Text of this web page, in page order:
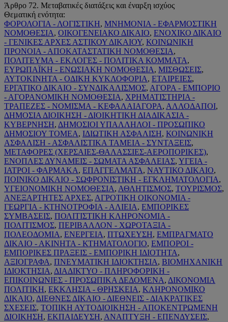
Άρθρο 72. Μεταβατικές διατάξεις και έναρξη ισχύος
Θεματική ενότητα:
ΦΟΡΟΛΟΓΙΑ - ΛΟΓΙΣΤΙΚΗ, ΜΝΗΜΟΝΙΑ - ΕΦΑΡΜΟΣΤΙΚΗ
ΝΟΜΟΘΕΣΙΑ, ΟΙΚΟΓΕΝΕΙΑΚΟ ΔΙΚΑΙΟ, ΕΝΟΧΙΚΟ ΔΙΚΑΙΟ
- ΓΕΝΙΚΕΣ ΑΡΧΕΣ ΑΣΤΙΚΟΥ ΔΙΚΑΙΟΥ, ΚΟΙΝΩΝΙΚΗ
ΠΡΟΝΟΙΑ - ΑΠΟΚΑΤΑΣΤΑΤΙΚΗ ΝΟΜΟΘΕΣΙΑ,
ΠΟΛΙΤΕΥΜΑ - ΕΚΛΟΓΕΣ - ΠΟΛΙΤΙΚΑ ΚΟΜΜΑΤΑ,
ΕΥΡΩΠΑΪΚΗ - ΕΝΩΣΙΑΚΗ ΝΟΜΟΘΕΣΙΑ, ΜΙΣΘΩΣΕΙΣ,
ΑΥΤΟΚΙΝΗΤΑ - ΟΔΙΚΗ ΚΥΚΛΟΦΟΡΙΑ, ΕΤΑΙΡΕΙΕΣ,
ΕΡΓΑΤΙΚΟ ΔΙΚΑΙΟ - ΣΥΝΔΙΚΑΛΙΣΜΟΣ, ΑΓΟΡΑ - ΕΜΠΟΡΙΟ
- ΑΓΟΡΑΝΟΜΙΚΗ ΝΟΜΟΘΕΣΙΑ, ΧΡΗΜΑΤΙΣΤΗΡΙΑ -
ΤΡΑΠΕΖΕΣ - ΝΟΜΙΣΜΑ - ΚΕΦΑΛΑΙΑΓΟΡΑ, ΑΛΛΟΔΑΠΟΙ,
ΔΗΜΟΣΙΑ ΔΙΟΙΚΗΣΗ - ΔΙΟΙΚΗΤΙΚΗ ΔΙΑΔΙΚΑΣΙΑ -
ΚΥΒΕΡΝΗΣΗ, ΔΗΜΟΣΙΟΙ ΥΠΑΛΛΗΛΟΙ - ΠΡΟΣΩΠΙΚΟ
ΔΗΜΟΣΙΟΥ ΤΟΜΕΑ, ΙΔΙΩΤΙΚΗ ΑΣΦΑΛΙΣΗ, ΚΟΙΝΩΝΙΚΗ
ΑΣΦΑΛΙΣΗ - ΑΣΦΑΛΙΣΤΙΚΑ ΤΑΜΕΙΑ - ΣΥΝΤΑΞΕΙΣ,
ΜΕΤΑΦΟΡΕΣ (ΧΕΡΣΑΙΕΣ-ΘΑΛΑΣΣΙΕΣ-ΑΕΡΟΠΟΡΙΚΕΣ),
ΕΝΟΠΛΕΣ ΔΥΝΑΜΕΙΣ - ΣΩΜΑΤΑ ΑΣΦΑΛΕΙΑΣ, ΥΓΕΙΑ -
ΙΑΤΡΟΙ - ΦΑΡΜΑΚΑ, ΕΠΑΓΓΕΛΜΑΤΑ, ΝΑΥΤΙΚΟ ΔΙΚΑΙΟ,
ΠΟΙΝΙΚΟ ΔΙΚΑΙΟ - ΣΩΦΡΟΝΙΣΤΙΚΗ - ΕΓΚΛΗΜΑΤΟΛΟΓΙΑ,
ΥΓΕΙΟΝΟΜΙΚΗ ΝΟΜΟΘΕΣΙΑ, ΑΘΛΗΤΙΣΜΟΣ, ΤΟΥΡΙΣΜΟΣ,
ΑΝΕΞΑΡΤΗΤΕΣ ΑΡΧΕΣ, ΑΓΡΟΤΙΚΗ ΟΙΚΟΝΟΜΙΑ -
ΓΕΩΡΓΙΑ - ΚΤΗΝΟΤΡΟΦΙΑ - ΑΛΙΕΙΑ, ΕΜΠΟΡΙΚΕΣ
ΣΥΜΒΑΣΕΙΣ, ΠΟΛΙΤΙΣΤΙΚΗ ΚΛΗΡΟΝΟΜΙΑ -
ΠΟΛΙΤΙΣΜΟΣ, ΠΕΡΙΒΑΛΛΟΝ - ΧΩΡΟΤΑΞΙΑ -
ΠΟΛΕΟΔΟΜΙΑ, ΕΝΕΡΓΕΙΑ, ΠΤΩΧΕΥΣΗ, ΕΜΠΡΑΓΜΑΤΟ
ΔΙΚΑΙΟ - ΑΚΙΝΗΤΑ - ΚΤΗΜΑΤΟΛΟΓΙΟ, ΕΜΠΟΡΟΙ -
ΕΜΠΟΡΙΚΕΣ ΠΡΑΞΕΙΣ - ΕΜΠΟΡΙΚΗ ΙΔΙΟΤΗΤΑ,
ΑΞΙΟΓΡΑΦΑ, ΠΝΕΥΜΑΤΙΚΗ ΙΔΙΟΚΤΗΣΙΑ, ΒΙΟΜΗΧΑΝΙΚΗ
ΙΔΙΟΚΤΗΣΙΑ, ΔΙΑΔΙΚΤΥΟ - ΠΛΗΡΟΦΟΡΙΚΗ -
ΕΠΙΚΟΙΝΩΝΙΕΣ - ΠΡΟΣΩΠΙΚΑ ΔΕΔΟΜΕΝΑ, ΔΙΚΟΝΟΜΙΑ
ΠΟΛΙΤΙΚΗ, ΕΚΚΛΗΣΙΑ - ΘΡΗΣΚΕΙΑ, ΚΛΗΡΟΝΟΜΙΚΟ
ΔΙΚΑΙΟ, ΔΙΕΘΝΕΣ ΔΙΚΑΙΟ - ΔΙΕΘΝΕΙΣ - ΔΙΑΚΡΑΤΙΚΕΣ
ΣΧΕΣΕΙΣ, ΤΟΠΙΚΗ ΑΥΤΟΔΙΟΙΚΗΣΗ - ΑΠΟΚΕΝΤΡΩΜΕΝΗ
ΔΙΟΙΚΗΣΗ, ΕΚΠΑΙΔΕΥΣΗ, ΑΝΑΠΤΥΞΗ - ΕΠΕΝΔΥΣΕΙΣ,